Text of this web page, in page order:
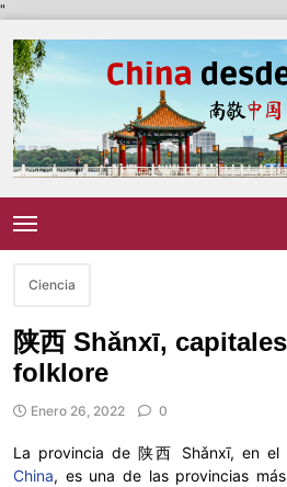
"
Ciencia
陕西 Shǎnxī,
folklore
Enero 26, 2022 0
La provincia de 陕西 Shǎnxī, en el
China, es una de las provincias